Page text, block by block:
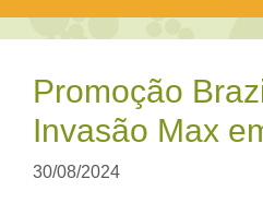
Promoção
Invasão Max
30/08/2024